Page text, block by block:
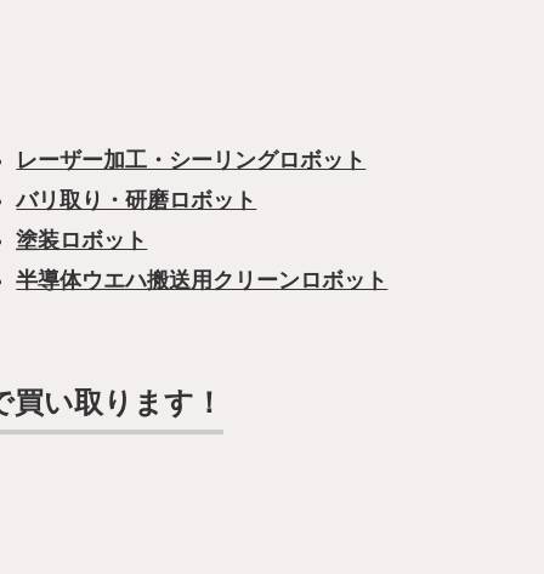
レーザー加工・シーリングロボット
バリ取り・研磨ロボット
塗装ロボット
半導体ウエハ搬送用クリーンロボット
い取ります！